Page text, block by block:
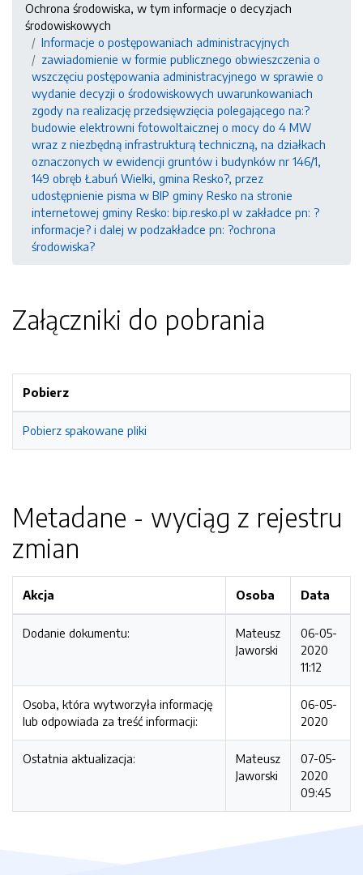
Ochrona środowiska, w tym informacje o decyzjach
środowiskowych
Informacje o postępowaniach administracyjnych
zawiadomienie w formie publicznego obwieszczenia o
wszczęciu postępowania administracyjnego w sprawie o
wydanie decyzji o środowiskowych uwarunkowaniach
zgody na realizację przedsięwzięcia polegającego na:?
budowie elektrowni fotowoltaicznej o mocy do 4 MW
wraz z niezbędną infrastrukturą techniczną, na działkach
oznaczonych w ewidencji gruntów i budynków nr 146/1,
149 obręb Łabuń Wielki, gmina Resko?, przez
udostępnienie pisma w BIP gminy Resko na stronie
internetowej gminy Resko: bip.resko.pl w zakładce pn: ?
informacje? i dalej w podzakładce pn: ?ochrona
środowiska?
Załączniki do pobrania
Pobierz
Pobierz spakowane pliki
Metadane - wyciąg z rejestru
zmian
Akcja Osoba Data
Dodanie dokumentu:
Mateusz
Jaworski
06-05-
2020
11:12
Osoba, która wytworzyła informację
lub odpowiada za treść informacji:
06-05-
2020
Ostatnia aktualizacja:
Mateusz
Jaworski
07-05-
2020
09:45